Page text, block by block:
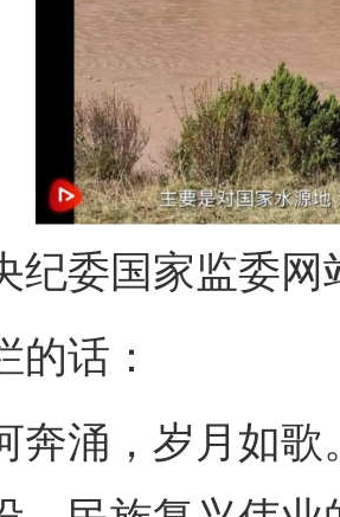
委国家监委网
话：
涌，岁月如歌